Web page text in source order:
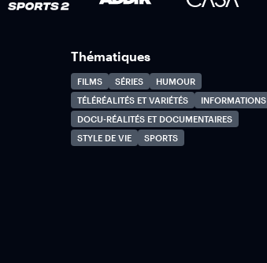
Thématiques
FILMS SÉRIES
HUMOUR
TÉLÉRÉALITÉS ET VARIÉTÉS
INFORMATIONS
DOCU-RÉALITÉS ET DOCUMENTAIRES
STYLE DE VIE
SPORTS